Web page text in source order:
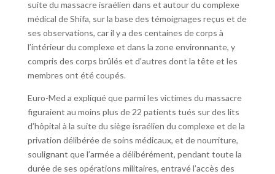
suite du massacre israélien dans et autour du complexe
médical de Shifa, sur la base des témoignages reçus et de
ses observations, car il y a des centaines de corps à
l’intérieur du complexe et dans la zone environnante, y
compris des corps brûlés et d’autres dont la tête et les
membres ont été coupés.
Euro-Med a expliqué que parmi les victimes du massacre
figuraient au moins plus de 22 patients tués sur des lits
d’hôpital à la suite du siège israélien du complexe et de la
privation délibérée de soins médicaux, et de nourriture,
soulignant que l’armée a délibérément, pendant toute la
durée de ses opérations militaires, entravé l’accès des